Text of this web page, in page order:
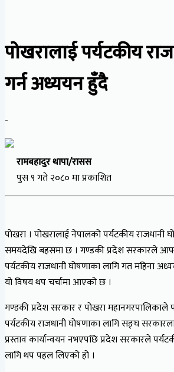
पोखरालाई पर्यटकीय
गर्न अध्ययन हुँदै
-
रामबहादुर थापा/रासस
पुस ९ गते २०८० मा प्रकाशित
पोखरा । पोखरालाई नेपालको पर्यटकीय राजधानी
समयदेखि बहसमा छ । गण्डकी प्रदेश सरकारले
पर्यटकीय राजधानी घोषणाका लागि गत महिना
यो विषय थप चर्चामा आएको छ ।
गण्डकी प्रदेश सरकार र पोखरा
पर्यटकीय राजधानी घोषणाका लागि सङ्घ
प्रस्ताव कार्यान्वयन नभएपछि प्रदेश सरकारले
लागि थप पहल लिएको हो ।